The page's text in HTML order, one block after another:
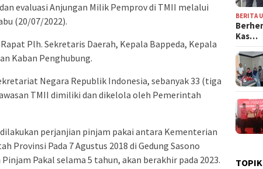
evaluasi Anjungan Milik Pemprov di TMII melalui
(20/07/2022).
Plh. Sekretaris Daerah, Kepala Bappeda, Kepala
Kaban Penghubung.
Negara Republik Indonesia, sebanyak 33 (tiga
TMII dimiliki dan dikelola oleh Pemerintah
perjanjian pinjam pakai antara Kementerian
Provinsi Pada 7 Agustus 2018 di Gedung Sasono
Pakal selama 5 tahun, akan berakhir pada 2023.
BERITA
Kas…